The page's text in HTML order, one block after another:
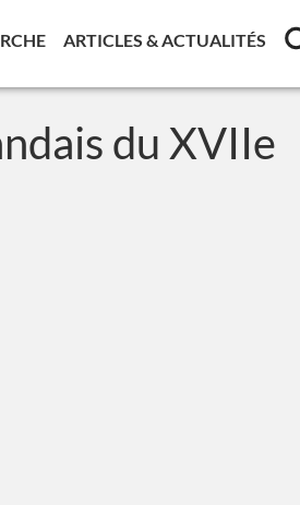
(CURRENT)
ARTICLES & ACTUALITÉS
du XVIIe